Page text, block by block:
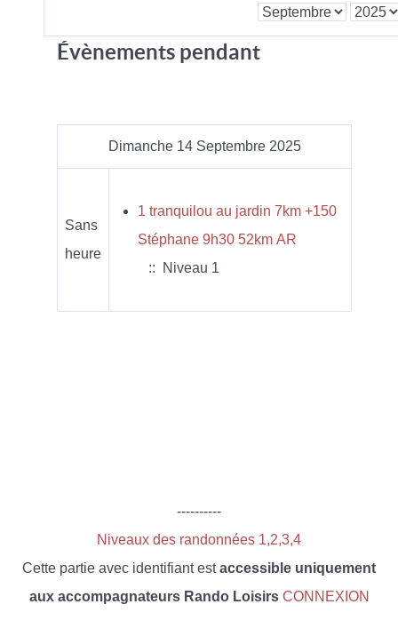
Évènements pendant
Dimanche 14 Septembre 2025
Sans
heure
1 tranquilou au jardin 7km +150
Stéphane 9h30 52km AR
:: Niveau 1
----------
Niveaux des randonnées 1,2,3,4
Cette partie avec identifiant estaccessible uniquement
aux accompagnateurs Rando Loisirs CONNEXION